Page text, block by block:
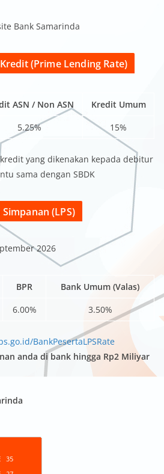
Bank Samarinda
(Prime Lending Rate)
ASN / Non ASN
Kredit Umum
5.25% 15%
yang dikenakan kepada debitur
sama dengan SBDK
(LPS)
2026
BPR
Bank Umum (Valas)
6.00% 3.50%
BankPesertaLPSRate
anda di bank hingga Rp2 Miliyar